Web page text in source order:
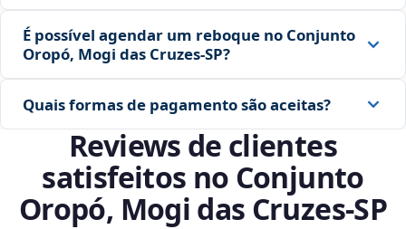
É possível agendar um reboque no Conjunto
Oropó, Mogi das Cruzes‑SP?
Quais formas de pagamento são aceitas?
Reviews de clientes
satisfeitos no Conjunto
Oropó, Mogi das Cruzes‑SP